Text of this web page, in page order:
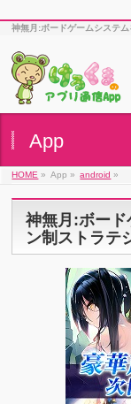
神無月:ボードゲームシステ
App
HOME » App » android »
神無月:ボー
ン制ストラテ